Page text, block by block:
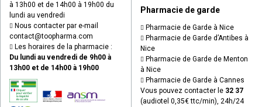
à 13h00 et de 14h00 à 19h00 du
lundi au vendredi
Nous contacter par e-mail
contact@toopharma.com
Les horaires de la pharmacie :
Du lundi au vendredi de 9h00 à
13h00 et de 14h00 à 19h00
Pharmacie de garde
Pharmacie de Garde à Nice
Pharmacie de Garde d’Antibes à
Nice
Pharmacie de Garde de Menton
à Nice
Pharmacie de Garde à Cannes
Vous pouvez contacter le 32 37
(audiotel 0,35€ ttc/min), 24h/24